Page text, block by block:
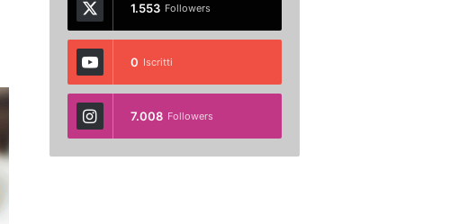
1.553 Followers
0 Iscritti
7.008 Followers